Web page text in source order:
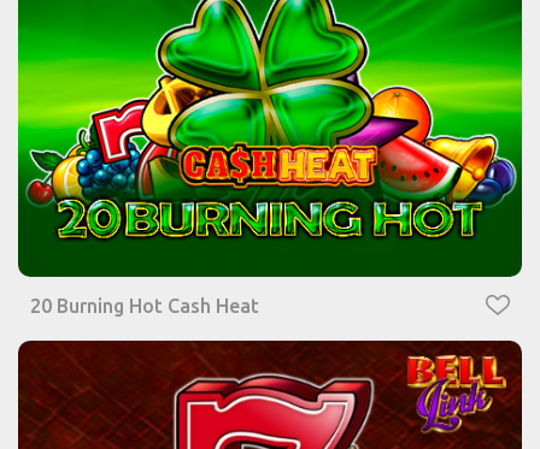
20 Burning Hot Cash Heat